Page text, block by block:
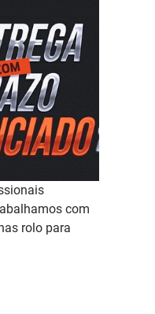
com
rolo para